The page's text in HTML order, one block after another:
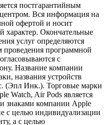
постгарантийным
Вся информация на
офертой и носит
Окончательные
услуг определяются
программной
с
Название компании
названия устройств
(Эпл Инк.). Торговые марки
Watch, Air Pods является
знаками компании Apple
с целью индивидуализации
а с целью